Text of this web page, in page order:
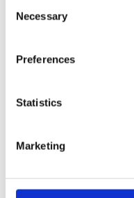
Selection
Necessary
Preferences
Statistics
Marketing
Omdömen